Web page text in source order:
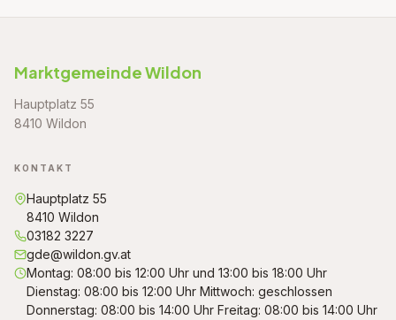
Marktgemeinde Wildon
Hauptplatz 55
8410 Wildon
KONTAKT
Hauptplatz 55
8410 Wildon
03182 3227
gde@wildon.gv.at
Montag: 08:00 bis 12:00 Uhr und 13:00 bis 18:00 Uhr
Dienstag: 08:00 bis 12:00 Uhr Mittwoch: geschlossen
Donnerstag: 08:00 bis 14:00 Uhr Freitag: 08:00 bis 14:00 Uhr